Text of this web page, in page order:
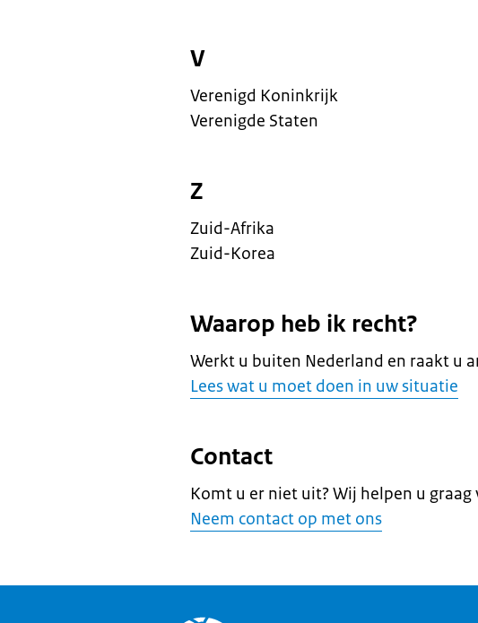
V
Verenigd Koninkrijk
Verenigde Staten
Z
Zuid-Afrika
Zuid-Korea
Waarop heb ik recht?
Werkt u buiten Nederland en raakt u
Lees wat u moet doen in uw situatie
Contact
Komt u er niet uit? Wij helpen u graag
Neem contact op met ons